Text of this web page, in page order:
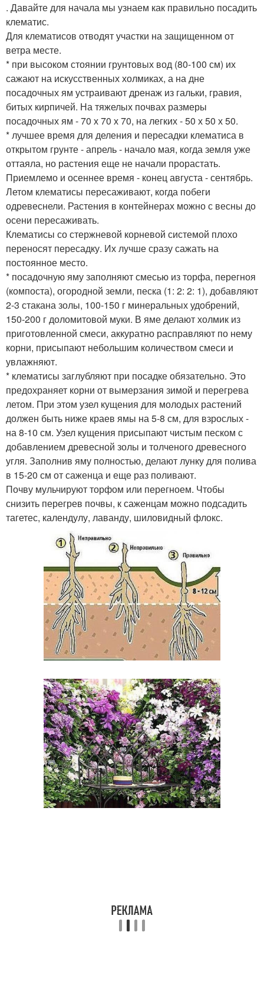
. Давайте для начала мы узнаем как правильно посадить
клематис.
Для клематисов отводят участки на защищенном от
ветра месте.
* при высоком стоянии грунтовых вод (80-100 см) их
сажают на искусственных холмиках, а на дне
посадочных ям устраивают дренаж из гальки, гравия,
битых кирпичей. На тяжелых почвах размеры
посадочных ям - 70 х 70 х 70, на легких - 50 х 50 х 50.
* лучшее время для деления и пересадки клематиса в
открытом грунте - апрель - начало мая, когда земля уже
оттаяла, но растения еще не начали прорастать.
Приемлемо и осеннее время - конец августа - сентябрь.
Летом клематисы пересаживают, когда побеги
одревеснели. Растения в контейнерах можно с весны до
осени пересаживать.
Клематисы со стержневой корневой системой плохо
переносят пересадку. Их лучше сразу сажать на
постоянное место.
* посадочную яму заполняют смесью из торфа, перегноя
(компоста), огородной земли, песка (1: 2: 2: 1), добавляют
2-3 стакана золы, 100-150 г минеральных удобрений,
150-200 г доломитовой муки. В яме делают холмик из
приготовленной смеси, аккуратно расправляют по нему
корни, присыпают небольшим количеством смеси и
увлажняют.
* клематисы заглубляют при посадке обязательно. Это
предохраняет корни от вымерзания зимой и перегрева
летом. При этом узел кущения для молодых растений
должен быть ниже краев ямы на 5-8 см, для взрослых -
на 8-10 см. Узел кущения присыпают чистым песком с
добавлением древесной золы и толченого древесного
угля. Заполнив яму полностью, делают лунку для полива
в 15-20 см от саженца и еще раз поливают.
Почву мульчируют торфом или перегноем. Чтобы
снизить перегрев почвы, к саженцам можно подсадить
тагетес, календулу, лаванду, шиловидный флокс.